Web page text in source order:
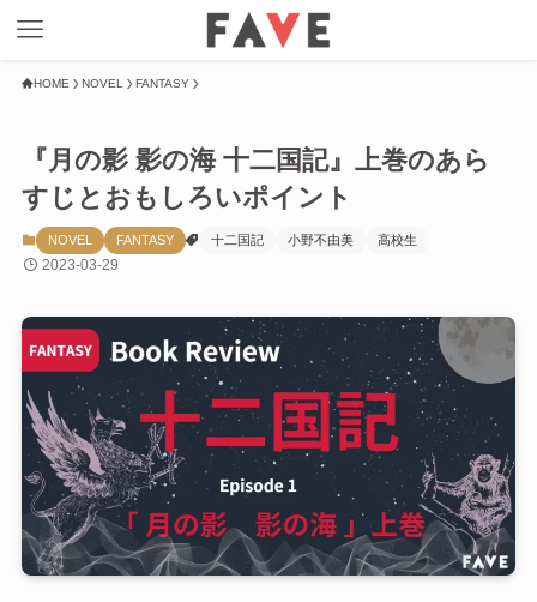
HOME NOVEL FANTASY
『月の影 影の海 十二国記』上巻のあら
すじとおもしろいポイント
NOVEL FANTASY 十二国記 小野不由美 高校生
2023-03-29